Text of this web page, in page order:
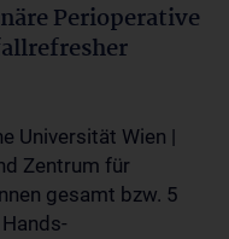
Perioperative
Universität Wien |
Zentrum für
gesamt bzw. 5